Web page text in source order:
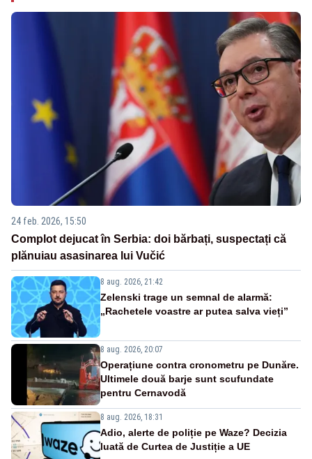
24 feb. 2026, 15:50
Complot dejucat în Serbia: doi bărbați, suspectați că
plănuiau asasinarea lui Vučić
8 aug. 2026, 21:42
Zelenski trage un semnal de alarmă:
„Rachetele voastre ar putea salva vieți”
8 aug. 2026, 20:07
Operațiune contra cronometru pe Dunăre.
Ultimele două barje sunt scufundate
pentru Cernavodă
8 aug. 2026, 18:31
Adio, alerte de poliție pe Waze? Decizia
luată de Curtea de Justiție a UE